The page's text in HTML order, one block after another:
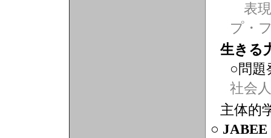
表現
プ・
生きる
○問題
社会
主体的
○